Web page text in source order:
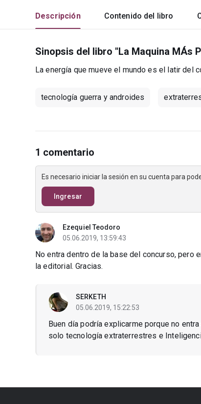
Descripción Contenido del libro
Sinopsis del libro "La Maquina MÁs
La energía que mueve el mundo es el latir del
tecnología guerra y androides
1 comentario
Es necesario iniciar la sesión en su cuenta para
Ingresar
Ezequiel Teodoro
05.06.2019, 13:59:43
No entra dentro de la base del concurso, pero
la editorial. Gracias.
SERKETH
05.06.2019, 15:22:53
Buen día podría explicarme porque no
solo tecnología extraterrestres e